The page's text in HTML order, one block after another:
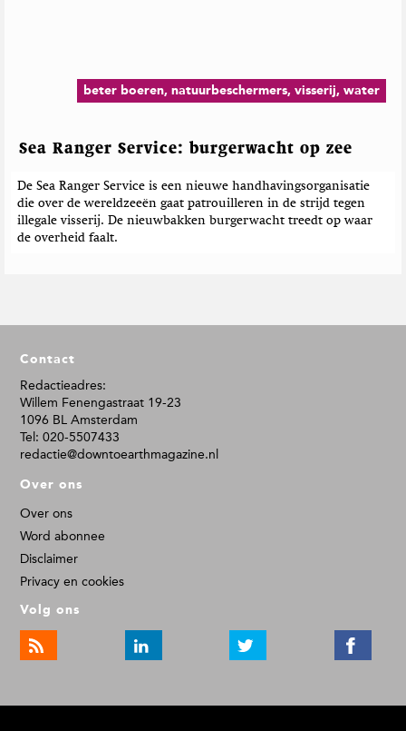
beter boeren, natuurbeschermers, visserij, water
Sea Ranger Service: burgerwacht op zee
De Sea Ranger Service is een nieuwe handhavingsorganisatie
die over de wereldzeeën gaat patrouilleren in de strijd tegen
illegale visserij. De nieuwbakken burgerwacht treedt op waar
de overheid faalt.
o
o
Contact
Redactieadres:
Willem Fenengastraat 19-23
1096 BL Amsterdam
Tel: 020-5507433
redactie@downtoearthmagazine.nl
Over ons
Over ons
Word abonnee
Disclaimer
Privacy en cookies
Volg ons